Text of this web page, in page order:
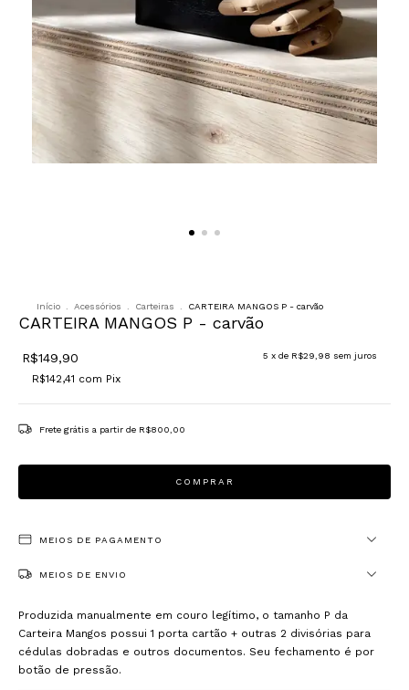
Início Acessórios Carteiras CARTEIRA MANGOS P - carvão
CARTEIRA MANGOS P - carvão
R$149,90 5 x de R$29,98 sem juros
R$142,41 com Pix
Frete grátis a partir de R$800,00
MEIOS DE PAGAMENTO
MEIOS DE ENVIO
Produzida manualmente em couro legítimo, o tamanho P da
Carteira Mangos possui 1 porta cartão + outras 2 divisórias para
cédulas dobradas e outros documentos. Seu fechamento é por
botão de pressão.